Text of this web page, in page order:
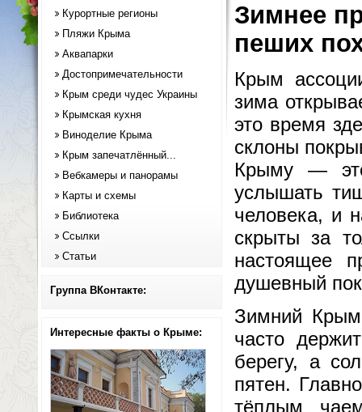
Курортные регионы
Пляжи Крыма
Аквапарки
Достопримечательности
Крым среди чудес Украины
Крымская кухня
Виноделие Крыма
Крым запечатлённый...
Вебкамеры и панорамы
Карты и схемы
Библиотека
Ссылки
Статьи
Группа ВКонтакте:
Интересные факты о Крыме:
Зимнее
пеших
Крым
зима
это время
склоны
Крыму —
услышать
человека, и
скрыты за
настоящее
душевный
Зимний
часто
берегу, а
пятен.
тёплым